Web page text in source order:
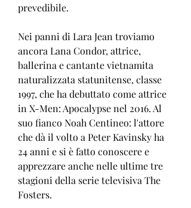
prevedibile.
Nei panni di Lara Jean troviamo
ancora Lana Condor, attrice,
ballerina e cantante vietnamita
naturalizzata statunitense, classe
1997, che ha debuttato come attrice
in X-Men: Apocalypse nel 2016. Al
suo fianco Noah Centineo: l'attore
che dà il volto a Peter Kavinsky ha
24 anni e si è fatto conoscere e
apprezzare anche nelle ultime tre
stagioni della serie televisiva The
Fosters.